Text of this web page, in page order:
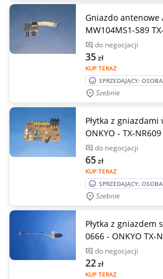
Gniazdo antenowe
MW104MS1-S89
do negocjacji
KUP TERAZ
35zł
SPRZEDAJĄCY:
Szebnie
Płytka z gniazdami
ONKYO - TX-NR609
do negocjacji
KUP TERAZ
65zł
SPRZEDAJĄCY:
Szebnie
Płytka z gniazdem
0666 - ONKYO TX-
do negocjacji
KUP TERAZ
22zł